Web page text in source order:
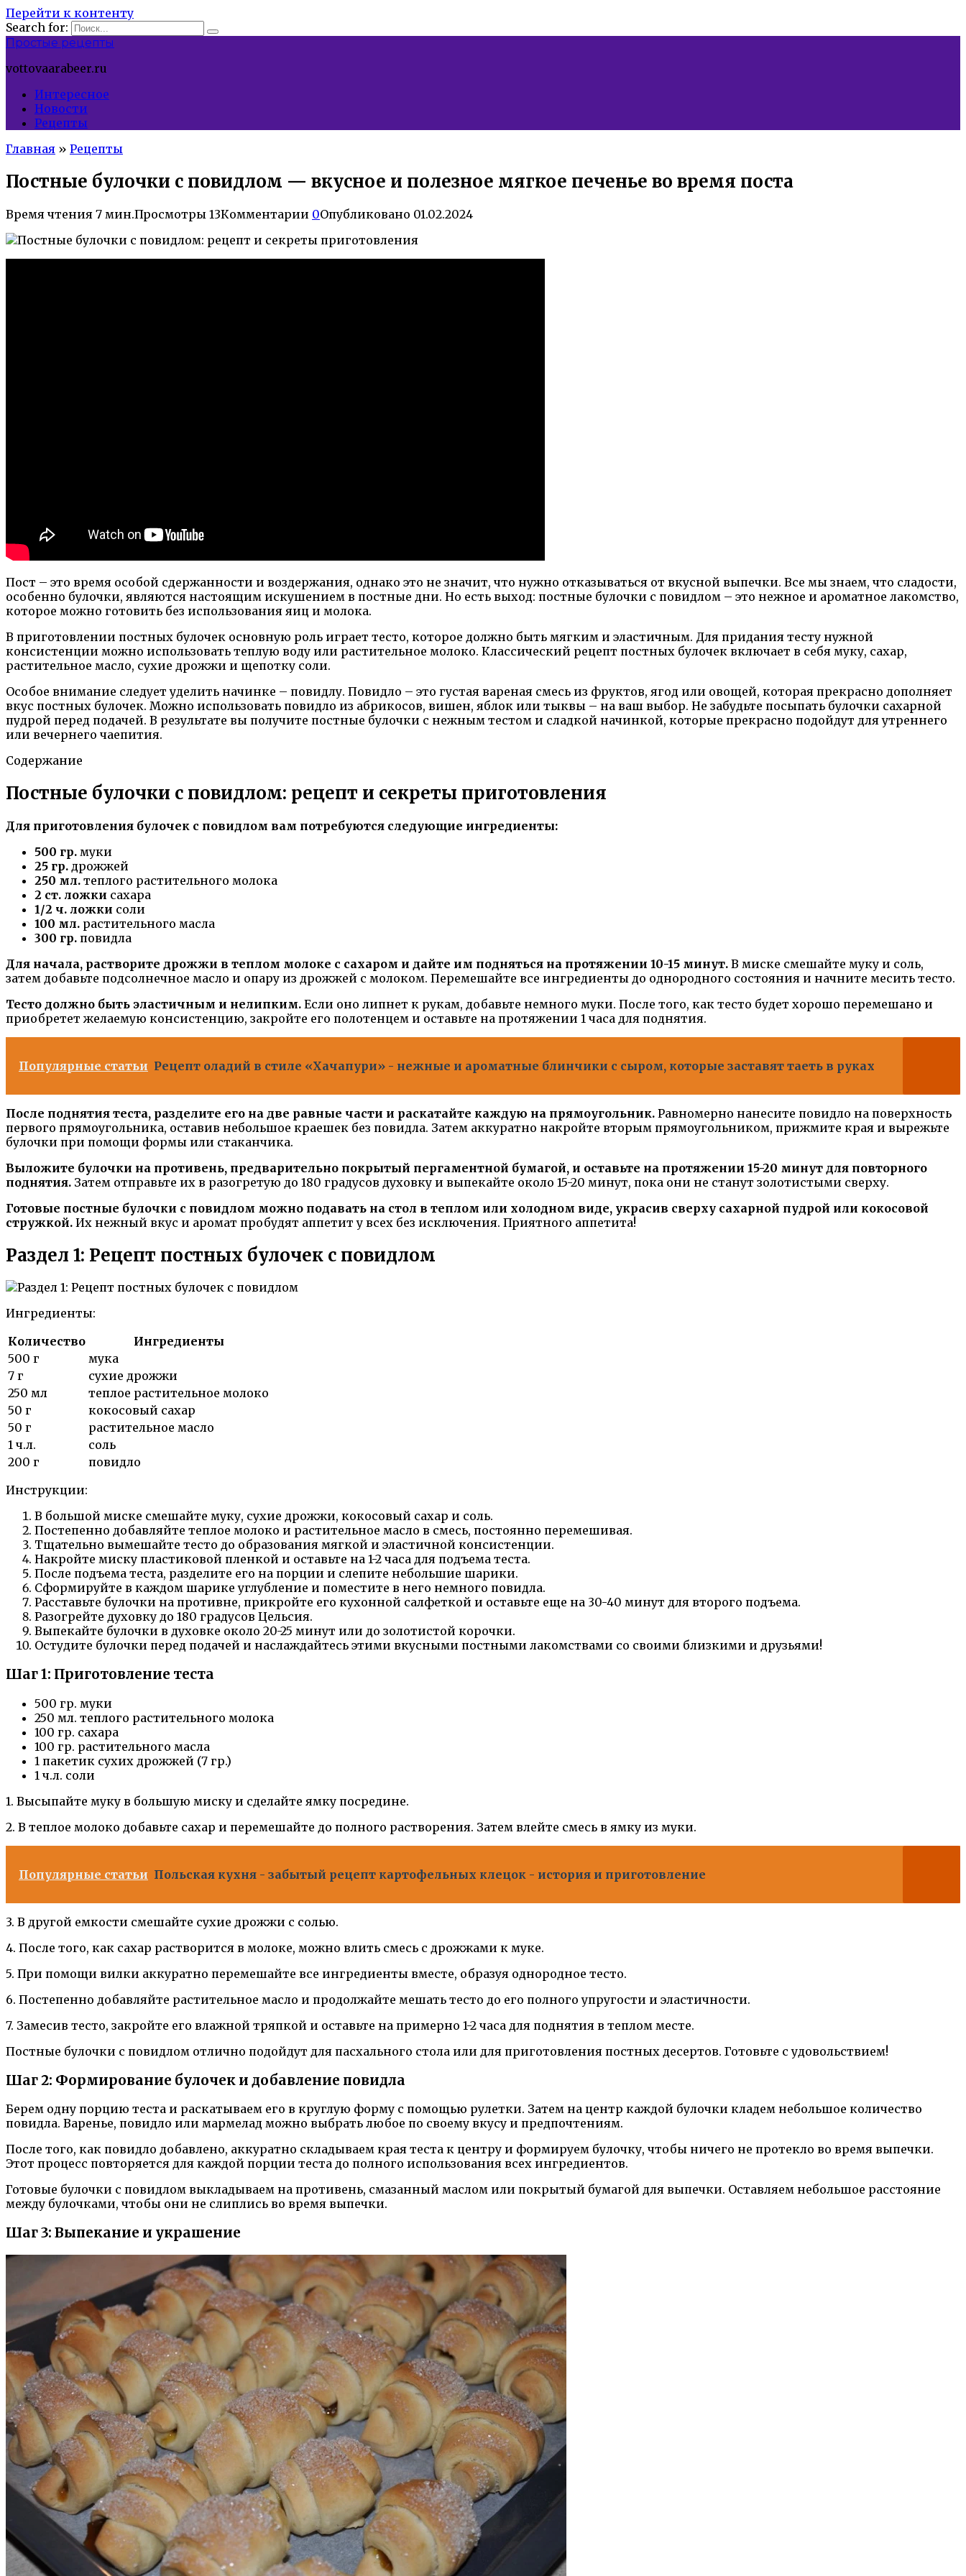
Перейти к контенту
Search for:
Простые рецепты
vottovaarabeer.ru
Интересное
Новости
Рецепты
Главная » Рецепты
Постные булочки с повидлом — вкусное и полезное мягкое печенье во время поста
Время чтения 7 мин.Просмотры 13Комментарии 0Опубликовано 01.02.2024
Пост – это время особой сдержанности и воздержания, однако это не значит, что нужно отказываться от вкусной выпечки. Все мы знаем, что сладости,
особенно булочки, являются настоящим искушением в постные дни. Но есть выход: постные булочки с повидлом – это нежное и ароматное лакомство,
которое можно готовить без использования яиц и молока.
В приготовлении постных булочек основную роль играет тесто, которое должно быть мягким и эластичным. Для придания тесту нужной
консистенции можно использовать теплую воду или растительное молоко. Классический рецепт постных булочек включает в себя муку, сахар,
растительное масло, сухие дрожжи и щепотку соли.
Особое внимание следует уделить начинке – повидлу. Повидло – это густая вареная смесь из фруктов, ягод или овощей, которая прекрасно дополняет
вкус постных булочек. Можно использовать повидло из абрикосов, вишен, яблок или тыквы – на ваш выбор. Не забудьте посыпать булочки сахарной
пудрой перед подачей. В результате вы получите постные булочки с нежным тестом и сладкой начинкой, которые прекрасно подойдут для утреннего
или вечернего чаепития.
Содержание
Постные булочки с повидлом: рецепт и секреты приготовления
Для приготовления булочек с повидлом вам потребуются следующие ингредиенты:
500 гр. муки
25 гр. дрожжей
250 мл. теплого растительного молока
2 ст. ложки сахара
1/2 ч. ложки соли
100 мл. растительного масла
300 гр. повидла
Для начала, растворите дрожжи в теплом молоке с сахаром и дайте им подняться на протяжении 10-15 минут. В миске смешайте муку и соль,
затем добавьте подсолнечное масло и опару из дрожжей с молоком. Перемешайте все ингредиенты до однородного состояния и начните месить тесто.
Тесто должно быть эластичным и нелипким. Если оно липнет к рукам, добавьте немного муки. После того, как тесто будет хорошо перемешано и
приобретет желаемую консистенцию, закройте его полотенцем и оставьте на протяжении 1 часа для поднятия.
Популярные статьи Рецепт оладий в стиле «Хачапури» - нежные и ароматные блинчики с сыром, которые заставят таеть в руках
После поднятия теста, разделите его на две равные части и раскатайте каждую на прямоугольник. Равномерно нанесите повидло на поверхность
первого прямоугольника, оставив небольшое краешек без повидла. Затем аккуратно накройте вторым прямоугольником, прижмите края и вырежьте
булочки при помощи формы или стаканчика.
Выложите булочки на противень, предварительно покрытый пергаментной бумагой, и оставьте на протяжении 15-20 минут для повторного
поднятия. Затем отправьте их в разогретую до 180 градусов духовку и выпекайте около 15-20 минут, пока они не станут золотистыми сверху.
Готовые постные булочки с повидлом можно подавать на стол в теплом или холодном виде, украсив сверху сахарной пудрой или кокосовой
стружкой. Их нежный вкус и аромат пробудят аппетит у всех без исключения. Приятного аппетита!
Раздел 1: Рецепт постных булочек с повидлом
Ингредиенты:
Количество
Ингредиенты
500 г
мука
7 г
сухие дрожжи
250 мл
теплое растительное молоко
50 г
кокосовый сахар
50 г
растительное масло
1 ч.л.
соль
200 г
повидло
Инструкции:
В большой миске смешайте муку, сухие дрожжи, кокосовый сахар и соль.
Постепенно добавляйте теплое молоко и растительное масло в смесь, постоянно перемешивая.
Тщательно вымешайте тесто до образования мягкой и эластичной консистенции.
Накройте миску пластиковой пленкой и оставьте на 1-2 часа для подъема теста.
После подъема теста, разделите его на порции и слепите небольшие шарики.
Сформируйте в каждом шарике углубление и поместите в него немного повидла.
Расставьте булочки на противне, прикройте его кухонной салфеткой и оставьте еще на 30-40 минут для второго подъема.
Разогрейте духовку до 180 градусов Цельсия.
Выпекайте булочки в духовке около 20-25 минут или до золотистой корочки.
Остудите булочки перед подачей и наслаждайтесь этими вкусными постными лакомствами со своими близкими и друзьями!
Шаг 1: Приготовление теста
500 гр. муки
250 мл. теплого растительного молока
100 гр. сахара
100 гр. растительного масла
1 пакетик сухих дрожжей (7 гр.)
1 ч.л. соли
1. Высыпайте муку в большую миску и сделайте ямку посредине.
2. В теплое молоко добавьте сахар и перемешайте до полного растворения. Затем влейте смесь в ямку из муки.
Популярные статьи Польская кухня - забытый рецепт картофельных клецок - история и приготовление
3. В другой емкости смешайте сухие дрожжи с солью.
4. После того, как сахар растворится в молоке, можно влить смесь с дрожжами к муке.
5. При помощи вилки аккуратно перемешайте все ингредиенты вместе, образуя однородное тесто.
6. Постепенно добавляйте растительное масло и продолжайте мешать тесто до его полного упругости и эластичности.
7. Замесив тесто, закройте его влажной тряпкой и оставьте на примерно 1-2 часа для поднятия в теплом месте.
Постные булочки с повидлом отлично подойдут для пасхального стола или для приготовления постных десертов. Готовьте с удовольствием!
Шаг 2: Формирование булочек и добавление повидла
Берем одну порцию теста и раскатываем его в круглую форму с помощью рулетки. Затем на центр каждой булочки кладем небольшое количество
повидла. Варенье, повидло или мармелад можно выбрать любое по своему вкусу и предпочтениям.
После того, как повидло добавлено, аккуратно складываем края теста к центру и формируем булочку, чтобы ничего не протекло во время выпечки.
Этот процесс повторяется для каждой порции теста до полного использования всех ингредиентов.
Готовые булочки с повидлом выкладываем на противень, смазанный маслом или покрытый бумагой для выпечки. Оставляем небольшое расстояние
между булочками, чтобы они не слиплись во время выпечки.
Шаг 3: Выпекание и украшение